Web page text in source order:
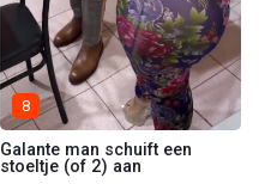
8
Galante man schuift een
stoeltje (of 2) aan